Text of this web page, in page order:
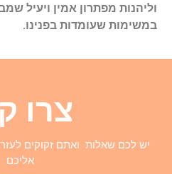
וליהנות מפתרון אמין ויעיל
במשימות שעומדות בפנינו.
צרו
יש לכם שאלות ואתם זקוקים
אליכם